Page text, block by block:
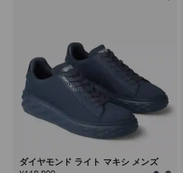
ダイヤモンド ライト マキシ メンズ